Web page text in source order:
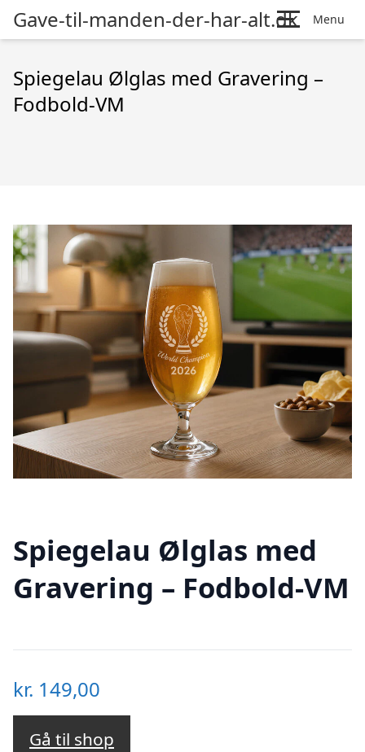
Gave-til-manden-der-har-alt.dk Menu
Spiegelau Ølglas med Gravering –
Fodbold-VM
Spiegelau Ølglas med
Gravering – Fodbold-VM
kr. 149,00
Gå til shop